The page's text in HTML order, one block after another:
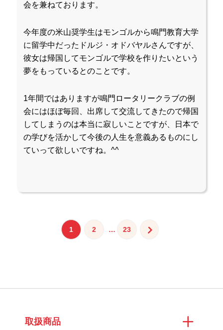
会を兼ねております。
今年度の米山奨学生はモンゴルから鳴門教育大学
に留学中だったドルジ・オドバヤルさんですが、
彼女は帰国してモンゴルで学校を作りたいという
夢をもっているとのことです。
1年間ではありますが鳴門ロータリークラブの例
会にはほぼ毎回、出席して交流してきたので帰国
してしまうのは本当に寂しいことですが、日本で
の学びを活かして今後の人生を意義あるものにし
ていって欲しいですね。^^
り
1 2 … 23
取扱商品